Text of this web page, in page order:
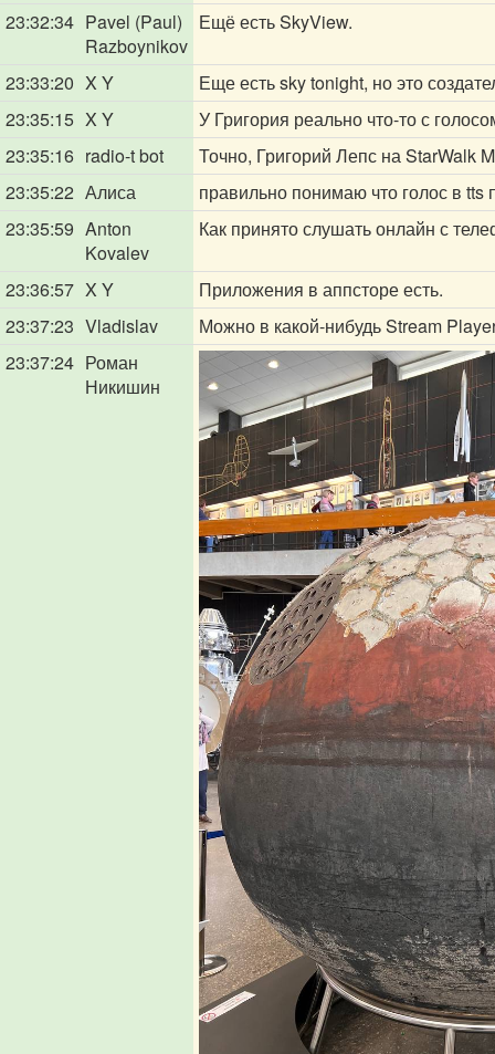
23:32:34 Pavel (Paul)
Razboynikov
Ещё есть SkyView.
23:33:20 X Y
Еще есть sky tonight, но это
23:35:15 X Y
У Григория реально что-то с
23:35:16 radio-t bot
Точно, Григорий Лепс на StarWalk
23:35:22 Алиса
правильно понимаю что голос в tts
23:35:59 Anton
Kovalev
Как принято слушать онлайн с
23:36:57 X Y
Приложения в аппсторе есть.
23:37:23 Vladislav
Можно в какой-нибудь Stream
23:37:24 Роман
Никишин